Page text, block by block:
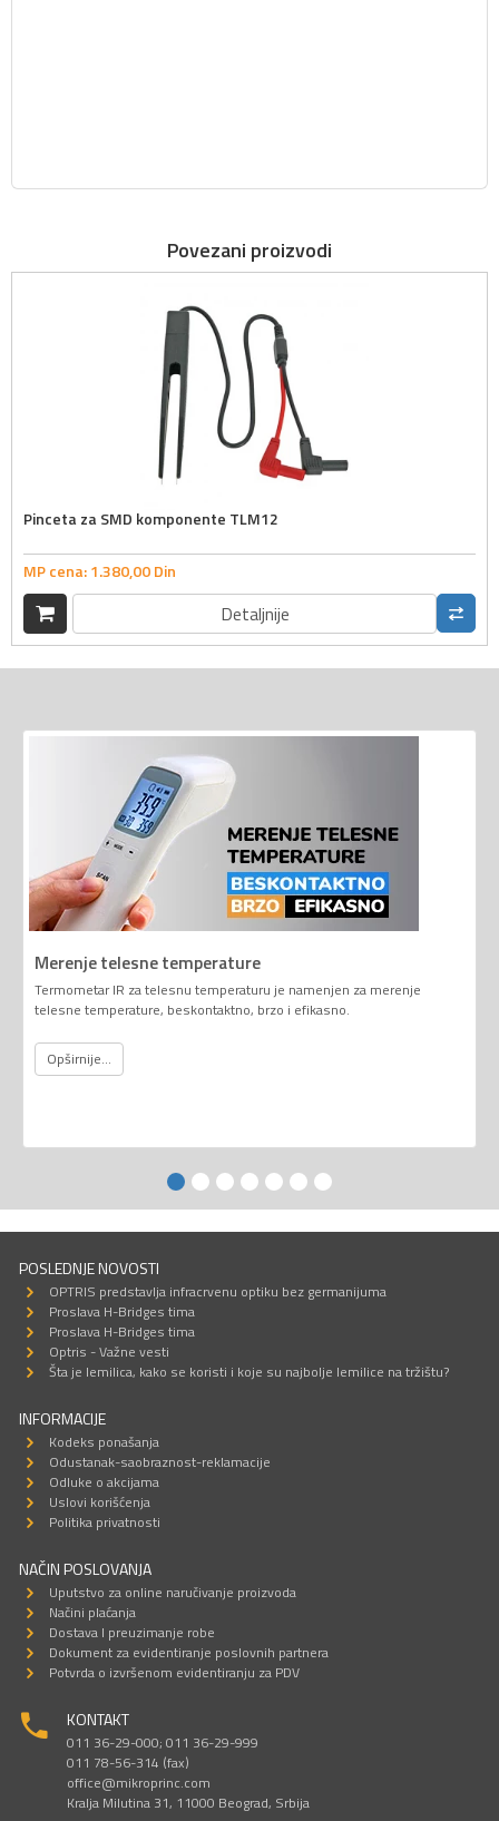
Povezani proizvodi
Pinceta za SMD komponente TLM12
MP cena:1.380,00Din
Detaljnije
Merenje telesne temperature
Termometar IR za telesnu temperaturu je namenjen za merenje
telesne temperature, beskontaktno, brzo i efikasno.
Opširnije...
POSLEDNJE NOVOSTI
OPTRIS predstavlja infracrvenu optiku bez germanijuma
Proslava H-Bridges tima
Proslava H-Bridges tima
Optris - Važne vesti
Šta je lemilica, kako se koristi i koje su najbolje lemilice na tržištu?
INFORMACIJE
Kodeks ponašanja
Odustanak-saobraznost-reklamacije
Odluke o akcijama
Uslovi korišćenja
Politika privatnosti
NAČIN POSLOVANJA
Uputstvo za online naručivanje proizvoda
Načini plaćanja
Dostava I preuzimanje robe
Dokument za evidentiranje poslovnih partnera
Potvrda o izvršenom evidentiranju za PDV
KONTAKT
011 36-29-000; 011 36-29-999
011 78-56-314 (fax)
office@mikroprinc.com
Kralja Milutina 31, 11000 Beograd, Srbija